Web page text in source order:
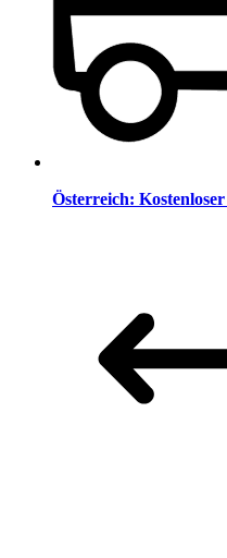
Österreich: